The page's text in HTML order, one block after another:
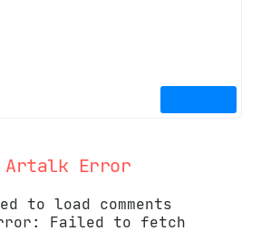
Artalk Error
to load comments
Failed to fetch